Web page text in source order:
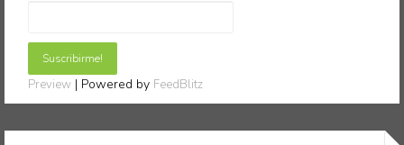
Preview | Powered by FeedBlitz